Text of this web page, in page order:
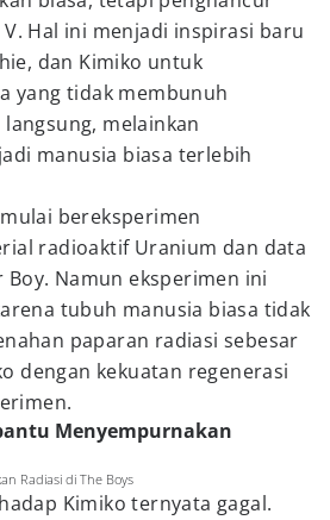
Hal ini menjadi inspirasi baru
dan Kimiko untuk
yang tidak membunuh
melainkan
manusia biasa terlebih
bereksperimen
radioaktif Uranium dan data
Namun eksperimen ini
tubuh manusia biasa tidak
paparan radiasi sebesar
dengan kekuatan regenerasi
Menyempurnakan
Radiasi di The Boys
Kimiko ternyata gagal.